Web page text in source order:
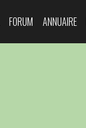
FORUM ANNUAIRE